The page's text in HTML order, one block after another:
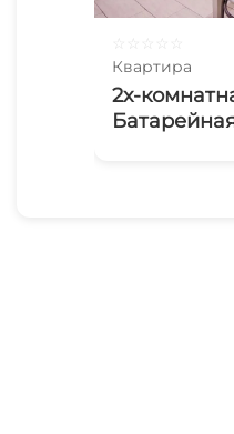
Квартира
2х-